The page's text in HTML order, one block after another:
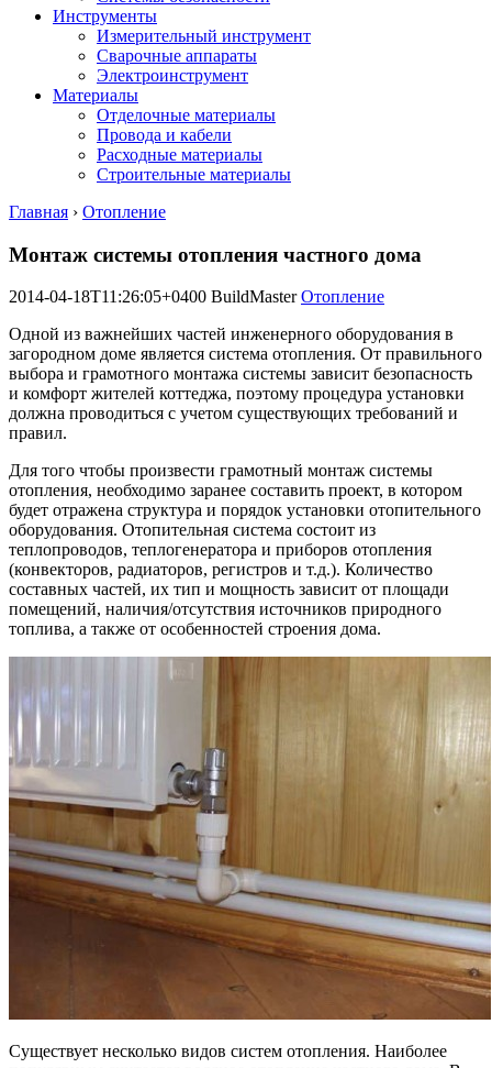
Инструменты
Измерительный инструмент
Сварочные аппараты
Электроинструмент
Материалы
Отделочные материалы
Провода и кабели
Расходные материалы
Строительные материалы
Главная › Отопление
Монтаж системы отопления частного дома
2014-04-18T11:26:05+0400 BuildMaster Отопление
Одной из важнейших частей инженерного оборудования в
загородном доме является система отопления. От правильного
выбора и грамотного монтажа системы зависит безопасность
и комфорт жителей коттеджа, поэтому процедура установки
должна проводиться с учетом существующих требований и
правил.
Для того чтобы произвести грамотный монтаж системы
отопления, необходимо заранее составить проект, в котором
будет отражена структура и порядок установки отопительного
оборудования. Отопительная система состоит из
теплопроводов, теплогенератора и приборов отопления
(конвекторов, радиаторов, регистров и т.д.). Количество
составных частей, их тип и мощность зависит от площади
помещений, наличия/отсутствия источников природного
топлива, а также от особенностей строения дома.
Существует несколько видов систем отопления. Наиболее